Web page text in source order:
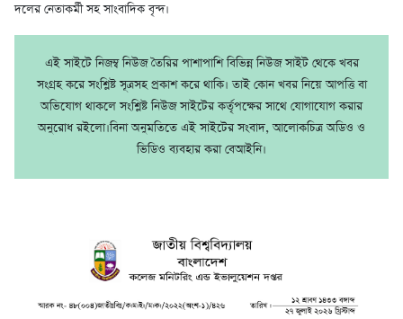
দলের নেতাকর্মী সহ সাংবাদিক বৃন্দ।
এই সাইটে নিজম্ব নিউজ তৈরির পাশাপাশি বিভিন্ন নিউজ সাইট থেকে খবর
সংগ্রহ করে সংশ্লিষ্ট সূত্রসহ প্রকাশ করে থাকি। তাই কোন খবর নিয়ে আপত্তি বা
অভিযোগ থাকলে সংশ্লিষ্ট নিউজ সাইটের কর্তৃপক্ষের সাথে যোগাযোগ করার
অনুরোধ রইলো।বিনা অনুমতিতে এই সাইটের সংবাদ, আলোকচিত্র অডিও ও
ভিডিও ব্যবহার করা বেআইনি।